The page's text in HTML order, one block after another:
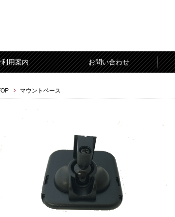
利用案内 お問い合わせ
マウントベース